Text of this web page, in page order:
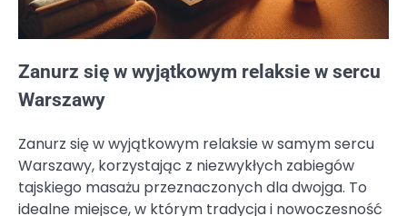
Zanurz się w wyjątkowym relaksie w sercu
Warszawy
Zanurz się w wyjątkowym relaksie w samym sercu
Warszawy, korzystając z niezwykłych zabiegów
tajskiego masażu przeznaczonych dla dwojga. To
idealne miejsce, w którym tradycja i nowoczesność